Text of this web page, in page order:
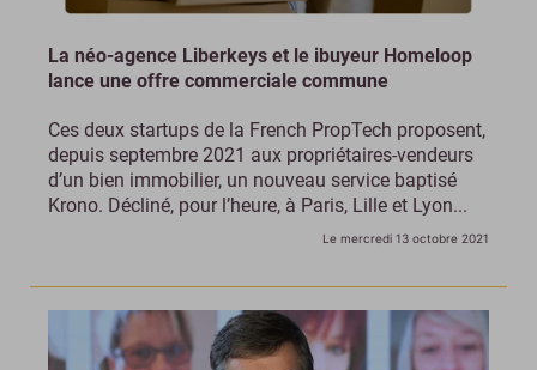
La néo-agence Liberkeys et le ibuyeur Homeloop
lance une offre commerciale commune
Ces deux startups de la French PropTech proposent,
depuis septembre 2021 aux propriétaires-vendeurs
d’un bien immobilier, un nouveau service baptisé
Krono. Décliné, pour l’heure, à Paris, Lille et Lyon...
Le mercredi 13 octobre 2021